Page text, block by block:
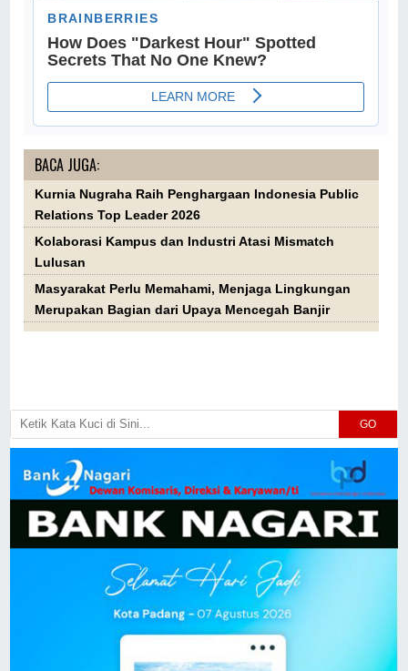
BACA JUGA:
Kurnia Nugraha Raih Penghargaan Indonesia Public
Relations Top Leader 2026
Kolaborasi Kampus dan Industri Atasi Mismatch
Lulusan
Masyarakat Perlu Memahami, Menjaga Lingkungan
Merupakan Bagian dari Upaya Mencegah Banjir
GO